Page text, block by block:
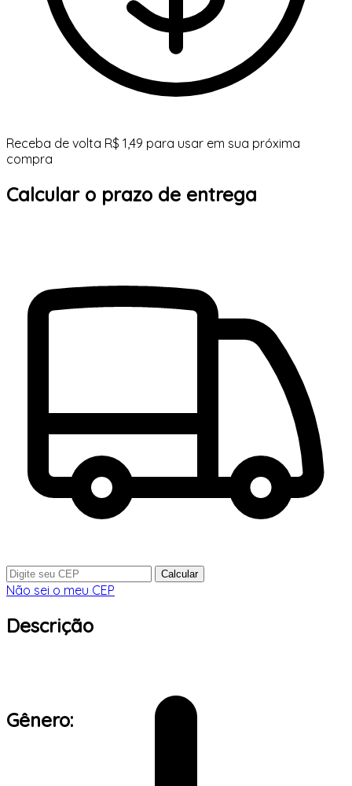
Receba de volta R$ 1,49 para usar em sua próxima
compra
Calcular o prazo de entrega
Calcular
Não sei o meu CEP
Descrição
Gênero: